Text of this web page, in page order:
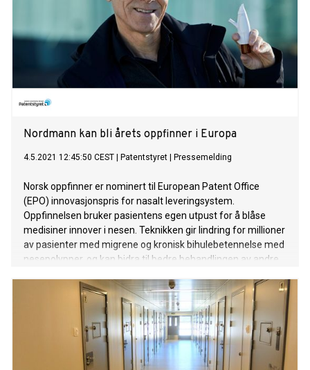
Nordmann kan bli årets oppfinner i Europa
4.5.2021 12:45:50 CEST Patentstyret Pressemelding
Norsk oppfinner er nominert til European Patent Office
(EPO) innovasjonspris for nasalt leveringsystem.
Oppfinnelsen bruker pasientens egen utpust for å blåse
medisiner innover i nesen. Teknikken gir lindring for millioner
av pasienter med migrene og kronisk bihulebetennelse med
nesepolypper, og kan bidra til bedre behandlingen av andre